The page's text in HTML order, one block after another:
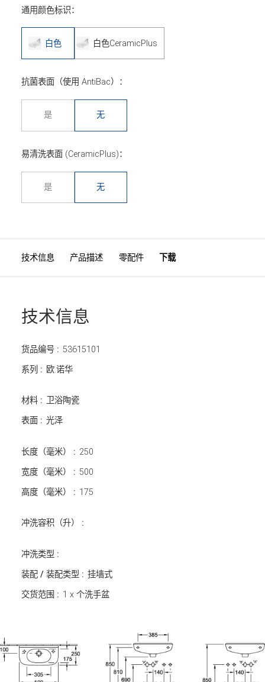
通用颜色标识：
白色 白色CeramicPlus
抗菌表面（使用 AntiBac）：
是 无
易清洗表面 (CeramicPlus)：
是 无
技术信息 产品描述 零配件 下载
技术信息
货品编号 : 53615101
系列 : 欧.诺华
材料 : 卫浴陶瓷
表面 : 光泽
长度（毫米） : 250
宽度（毫米） : 500
高度（毫米） : 175
冲洗容积（升） :
冲洗类型 :
装配 / 装配类型 : 挂墙式
交货范围 : 1 x 个洗手盆